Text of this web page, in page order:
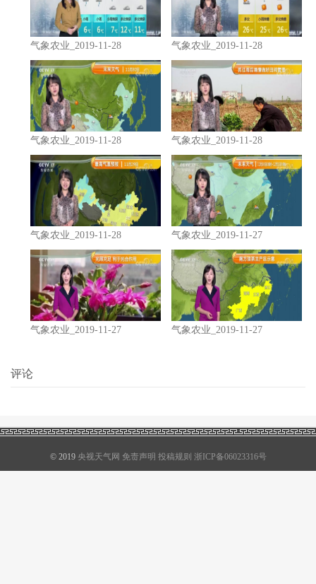
气象农业_2019-11-28 气象农业_2019-11-28
气象农业_2019-11-28 气象农业_2019-11-28
气象农业_2019-11-28 气象农业_2019-11-27
气象农业_2019-11-27 气象农业_2019-11-27
评论
© 2019 央视天气网 免责声明 投稿规则 浙ICP备06023316号